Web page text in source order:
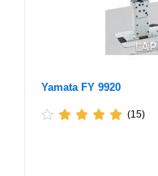
Yamata FY 9920
(15)